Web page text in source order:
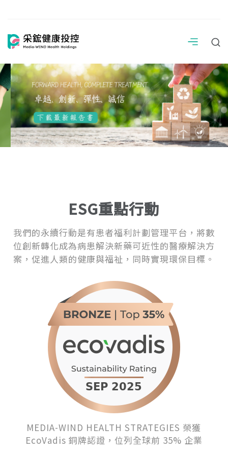
ESG重點行動
我們的永續行動是有患者福利計劃管理平台，將數
位創新轉化成為病患解決新藥可近性的醫療解決方
案，促進人類的健康與福祉，同時實現環保目標。
MEDIA-WIND HEALTH STRATEGIES 榮獲
EcoVadis 銅牌認證，位列全球前 35% 企業